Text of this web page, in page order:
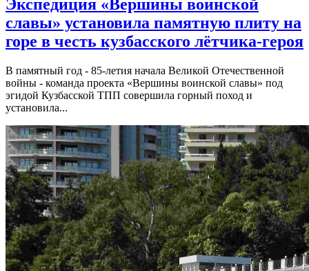
Экспедиция «Вершины воинской
славы» установила памятную плиту на
горе в честь кузбасского лётчика-героя
В памятный год - 85-летия начала Великой Отечественной
войны - команда проекта «Вершины воинской славы» под
эгидой Кузбасской ТПП совершила горный поход и
установила...